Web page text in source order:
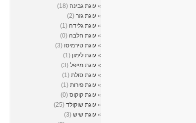
» עוגת גבינה (18)
» עוגת גזר (2)
» עוגת גלידה (1)
» עוגת חלבה (0)
» עוגת טירמיסו (3)
» עוגת לימון (1)
» עוגת מייפל (3)
» עוגת סולת (1)
» עוגת פירות (1)
» עוגת קוקוס (0)
» עוגת שוקולד (25)
» עוגת שיש (3)